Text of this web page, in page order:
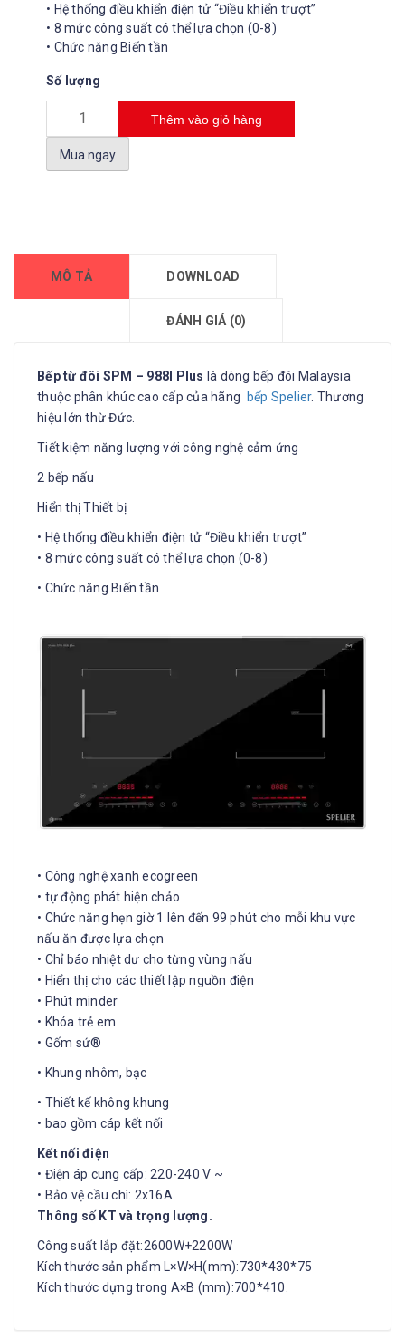
• Hệ thống điều khiển điện tử “Điều khiển trượt”
• 8 mức công suất có thể lựa chọn (0-8)
• Chức năng Biến tần
Số lượng
Thêm vào giỏ hàng
Mua ngay
MÔ TẢ DOWNLOAD
ĐÁNH GIÁ (0)
Bếp từ đôi SPM – 988I Plus là dòng bếp đôi Malaysia
thuộc phân khúc cao cấp của hãng
bếp Spelier. Thương
hiệu lớn thừ Đức.
Tiết kiệm năng lượng với công nghệ cảm ứng
2 bếp nấu
Hiển thị Thiết bị
• Hệ thống điều khiển điện tử “Điều khiển trượt”
• 8 mức công suất có thể lựa chọn (0-8)
• Chức năng Biến tần
• Công nghệ xanh ecogreen
• tự động phát hiện chảo
• Chức năng hẹn giờ 1 lên đến 99 phút cho mỗi khu vực
nấu ăn được lựa chọn
• Chỉ báo nhiệt dư cho từng vùng nấu
• Hiển thị cho các thiết lập nguồn điện
• Phút minder
• Khóa trẻ em
• Gốm sứ®
• Khung nhôm, bạc
• Thiết kế không khung
• bao gồm cáp kết nối
Kết nối điện
• Điện áp cung cấp: 220-240 V ~
• Bảo vệ cầu chì: 2x16A
Thông số KT và trọng lượng.
Công suất lắp đặt:2600W+2200W
Kích thước sản phẩm L×W×H(mm):730*430*75
Kích thước dựng trong A×B (mm):700*410.